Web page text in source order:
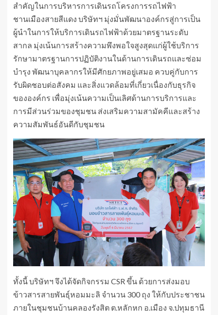
สำคัญในการบริหารการเดินรถโครงการรถไฟฟ้า
ชานเมืองสายสีแดง บริษัทฯ มุ่งมั่นพัฒนาองค์กรสู่การเป็น
ผู้นำในการให้บริการเดินรถไฟฟ้าด้วยมาตรฐานระดับ
สากล มุ่งเน้นการสร้างความพึงพอใจสูงสุดแก่ผู้ใช้บริการ
รักษามาตรฐานการปฏิบัติงานในด้านการเดินรถและซ่อม
บำรุง พัฒนาบุคลากรให้มีศักยภาพอยู่เสมอ ควบคู่กับการ
รับผิดชอบต่อสังคม และสิ่งแวดล้อมที่เกี่ยวเนื่องกับธุรกิจ
ขององค์กร เพื่อมุ่งเน้นความเป็นเลิศด้านการบริการและ
การมีส่วนร่วมของชุมชน ส่งเสริมความสามัคคีและสร้าง
ความสัมพันธ์อันดีกับชุมชน
ทั้งนี้ บริษัทฯ จึงได้จัดกิจกรรม CSR ขึ้น ด้วยการส่งมอบ
ข้าวสารสายพันธุ์หอมมะลิ จำนวน 300 ถุง ให้กับประชาชน
ภายในชุมชนบ้านคลองรังสิต ต.หลักหก อ.เมือง จ.ปทุมธานี